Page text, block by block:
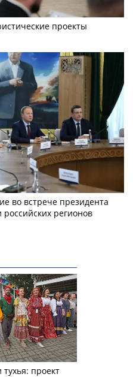
проекты
во встрече президента
регионов
проект